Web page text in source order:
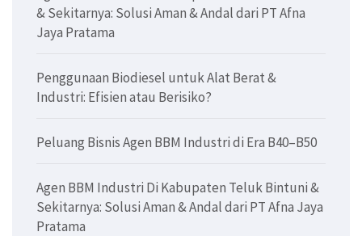
& Sekitarnya: Solusi Aman & Andal dari PT Afna
Jaya Pratama
Penggunaan Biodiesel untuk Alat Berat &
Industri: Efisien atau Berisiko?
Peluang Bisnis Agen BBM Industri di Era B40–B50
Agen BBM Industri Di Kabupaten Teluk Bintuni &
Sekitarnya: Solusi Aman & Andal dari PT Afna Jaya
Pratama